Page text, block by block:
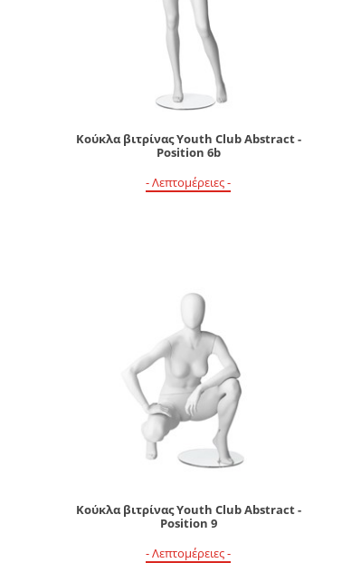
Κούκλα βιτρίνας Youth Club Abstract -
Position 6b
- Λεπτομέρειες -
Κούκλα βιτρίνας Youth Club Abstract -
Position 9
- Λεπτομέρειες -